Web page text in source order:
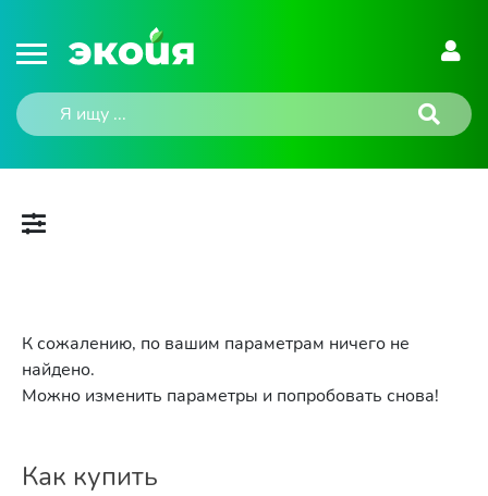
К сожалению, по вашим параметрам ничего не
найдено.
Можно изменить параметры и попробовать снова!
Как купить